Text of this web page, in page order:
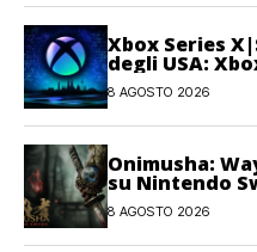
Xbox Series
degli USA:
giocatori attivi
8 AGOSTO 2026
Onimusha:
su Nintendo
8 AGOSTO 2026